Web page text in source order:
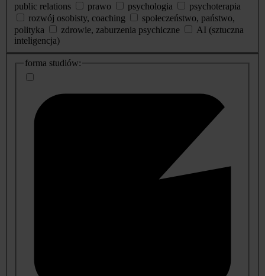
public relations
prawo psychologia
psychoterapia
rozwój osobisty, coaching
społeczeństwo, państwo,
polityka
zdrowie, zaburzenia psychiczne
AI (sztuczna
inteligencja)
dodatkowe
informacje
forma studiów: